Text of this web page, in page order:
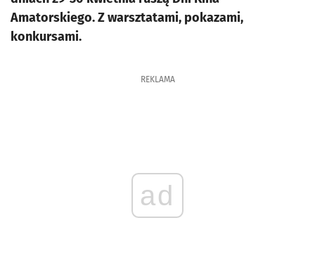
Amatorskiego. Z warsztatami, pokazami,
konkursami.
REKLAMA
ad